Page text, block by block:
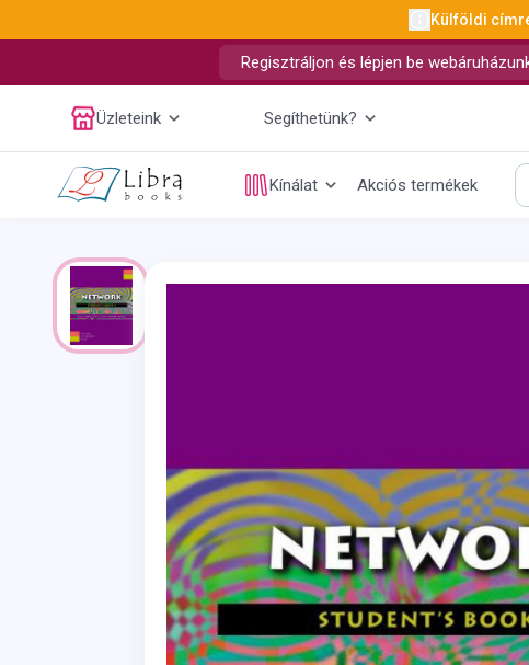
Külföldi
Regisztráljon és lépjen be
Üzleteink Segíthetünk?
Kínálat Akciós termékek